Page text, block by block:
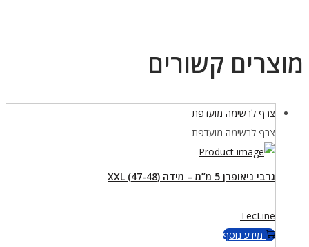
מוצרים קשורים
צרף לרשימה מועדפת
צרף לרשימה מועדפת
גרבי ניאופרן 5 מ”מ – מידה XXL (47-48)
TecLine
מידע נוסף